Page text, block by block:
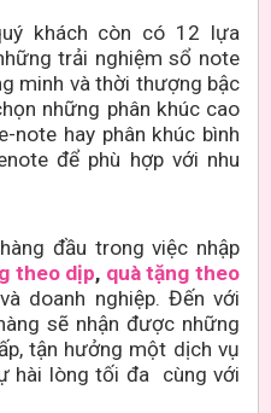
khách còn có 12 lựa
trải nghiệm sổ note
minh và thời thượng bậc
những phân khúc cao
note hay phân khúc bình
để phù hợp với nhu
đầu trong việc nhập
theo dịp, quà tặng theo
doanh nghiệp. Đến với
sẽ nhận được những
tận hưởng một dịch vụ
hài lòng tối đa cùng với